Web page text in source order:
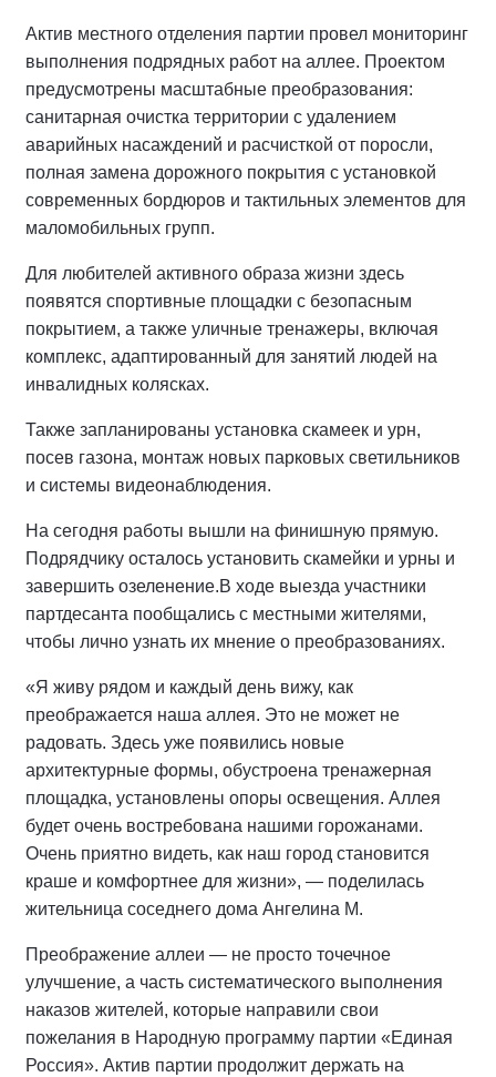
Актив местного отделения партии провел мониторинг
выполнения подрядных работ на аллее. Проектом
предусмотрены масштабные преобразования:
санитарная очистка территории с удалением
аварийных насаждений и расчисткой от поросли,
полная замена дорожного покрытия с установкой
современных бордюров и тактильных элементов для
маломобильных групп.
Для любителей активного образа жизни здесь
появятся спортивные площадки с безопасным
покрытием, а также уличные тренажеры, включая
комплекс, адаптированный для занятий людей на
инвалидных колясках.
Также запланированы установка скамеек и урн,
посев газона, монтаж новых парковых светильников
и системы видеонаблюдения.
На сегодня работы вышли на финишную прямую.
Подрядчику осталось установить скамейки и урны и
завершить озеленение.В ходе выезда участники
партдесанта пообщались с местными жителями,
чтобы лично узнать их мнение о преобразованиях.
«Я живу рядом и каждый день вижу, как
преображается наша аллея. Это не может не
радовать. Здесь уже появились новые
архитектурные формы, обустроена тренажерная
площадка, установлены опоры освещения. Аллея
будет очень востребована нашими горожанами.
Очень приятно видеть, как наш город становится
краше и комфортнее для жизни», — поделилась
жительница соседнего дома Ангелина М.
Преображение аллеи — не просто точечное
улучшение, а часть систематического выполнения
наказов жителей, которые направили свои
пожелания в Народную программу партии «Единая
Россия». Актив партии продолжит держать на